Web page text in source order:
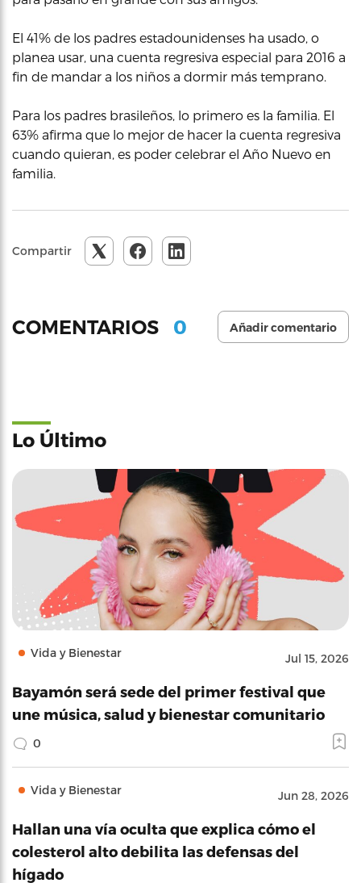
El 41% de los padres estadounidenses ha usado, o
planea usar, una cuenta regresiva especial para 2016 a
fin de mandar a los niños a dormir más temprano.
Para los padres brasileños, lo primero es la familia. El
63% afirma que lo mejor de hacer la cuenta regresiva
cuando quieran, es poder celebrar el Año Nuevo en
familia.
Compartir
COMENTARIOS 0 Añadir comentario
Lo Último
Vida y Bienestar Jul 15, 2026
Bayamón será sede del primer festival que
une música, salud y bienestar comunitario
0
Vida y Bienestar Jun 28, 2026
Hallan una vía oculta que explica cómo el
colesterol alto debilita las defensas del
hígado